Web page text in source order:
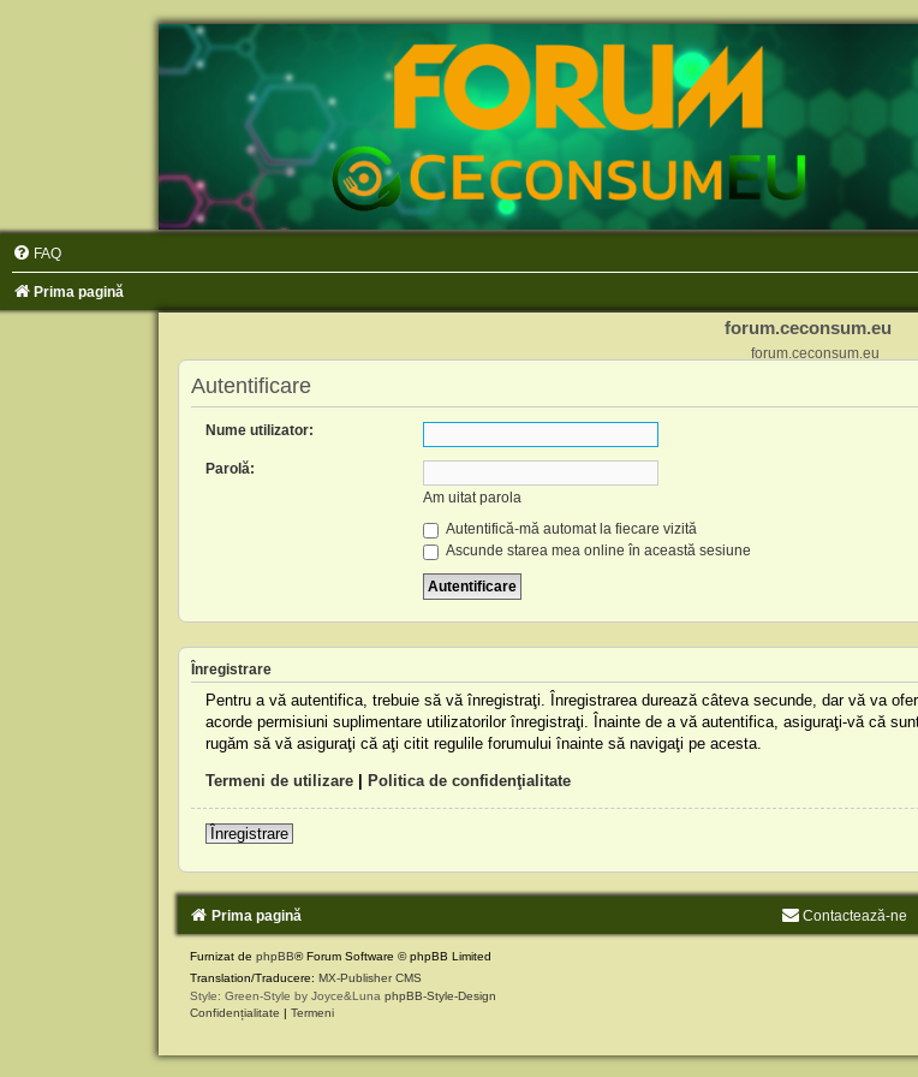
FAQ
Prima pagină
forum.ceconsum.eu
forum.ceconsum.eu
Autentificare
Nume utilizator:
Parolă:
Am uitat parola
Autentifică-mă automat la fiecare vizită
Ascunde starea mea online în această sesiune
Înregistrare
Pentru a vă autentifica, trebuie să vă înregistraţi. Înregistrarea durează câteva secunde, dar vă va
acorde permisiuni suplimentare utilizatorilor înregistraţi. Înainte de a vă autentifica, asiguraţi-vă că
rugăm să vă asiguraţi că aţi citit regulile forumului înainte să navigaţi pe acesta.
Termeni de utilizare| Politica de confidenţialitate
Înregistrare
Prima pagină Contactează-ne
Furnizat de phpBB® Forum Software © phpBB Limited
Translation/Traducere: MX-Publisher CMS
Style: Green-Style by Joyce&Luna phpBB-Style-Design
Confidențialitate | Termeni